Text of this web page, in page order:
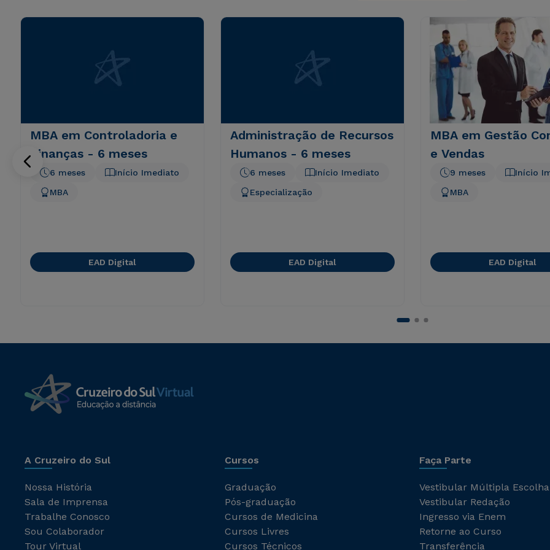
MBA em Controladoria e
Finanças - 6 meses
Início Imediato
6 meses
MBA
EAD Digital
Administração de Recursos
Humanos - 6 meses
Início Imediato
6 meses
Especialização
EAD Digital
MBA em Gestão
e Vendas
Início
9 meses
MBA
EAD Digital
A Cruzeiro do Sul
Nossa História
Sala de Imprensa
Trabalhe Conosco
Sou Colaborador
Tour Virtual
Cursos
Graduação
Pós-graduação
Cursos de Medicina
Cursos Livres
Cursos Técnicos
Faça Parte
Vestibular Múltipla Escolha
Vestibular Redação
Ingresso via Enem
Retorne ao Curso
Transferência